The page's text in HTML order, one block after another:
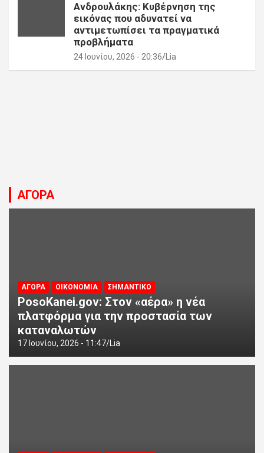
Ανδρουλάκης: Κυβέρνηση της
εικόνας που αδυνατεί να
αντιμετωπίσει τα πραγματικά
προβλήματα
24 Ιουνίου, 2026 - 20:36 Lia
ΑΓΟΡΑ
ΑΓΟΡΑ ΟΙΚΟΝΟΜΙΑ ΣΗΜΑΝΤΙΚΟ
PosoKanei.gov: Στον «αέρα» η νέα
πλατφόρμα για την προστασία των
καταναλωτών
17 Ιουνίου, 2026 - 11:47 Lia